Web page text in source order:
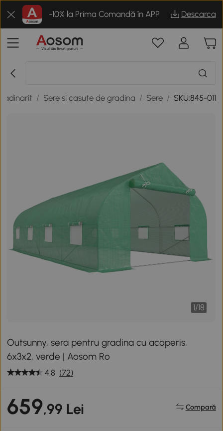
-10% la Prima Comandă în APP Descarca
/ Sere si casute de gradina / Sere / SKU:845-011
1/18
Outsunny, sera pentru gradina cu acoperis,
6x3x2, verde | Aosom Ro
4.8 (72)
659,99 Lei Compară